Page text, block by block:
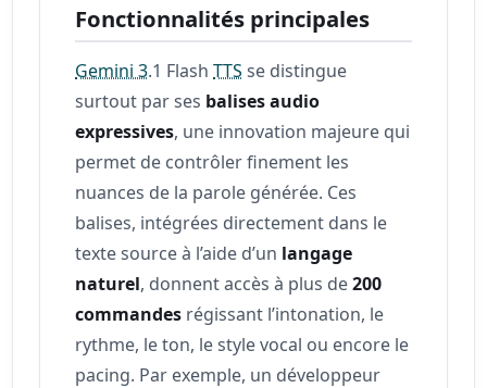
Fonctionnalités principales
Gemini 3.1 FlashTTS se distingue
surtout par ses balises audio
expressives, une innovation majeure qui
permet de contrôler finement les
nuances de la parole générée. Ces
balises, intégrées directement dans le
texte source à l’aide d’un langage
naturel, donnent accès à plus de200
commandes régissant l’intonation, le
rythme, le ton, le style vocal ou encore le
pacing. Par exemple, un développeur